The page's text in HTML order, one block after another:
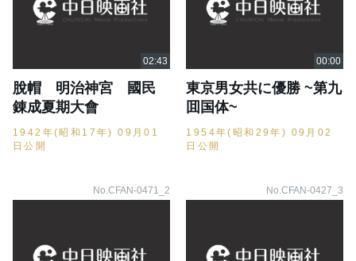
脫帽 明治神宮 國民
錬成夏期大會
1942年(昭和17年) 09月01
日公開
東京男女共に優勝 ~第九
囬国体~
1954年(昭和29年) 09月02
日公開
No.CFAN-0471_2 No.CFAN-0427_3